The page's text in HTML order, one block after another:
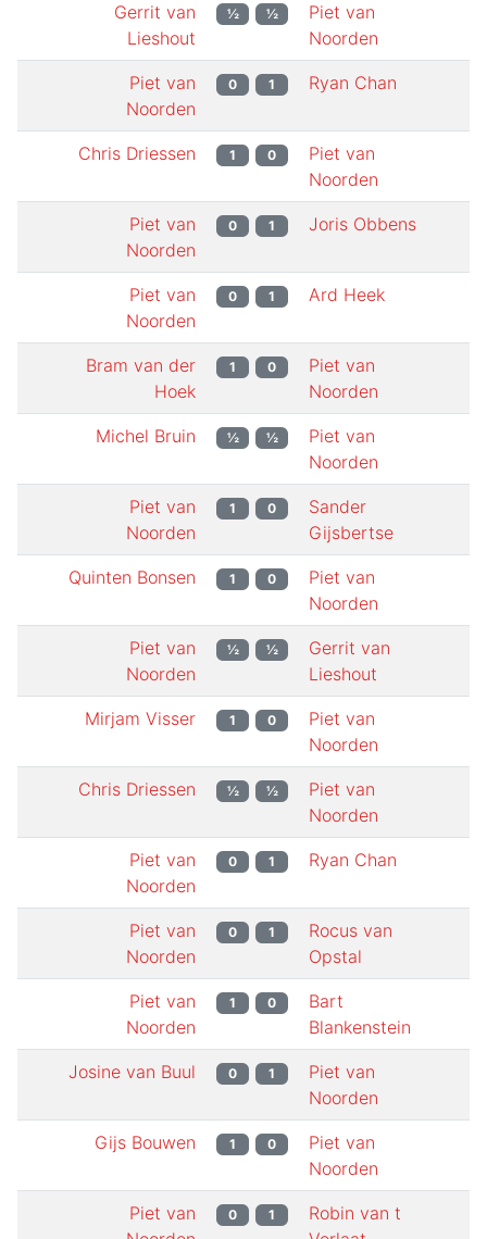
Gerrit van
Lieshout
½ ½
Piet van
Noorden
Piet van
Noorden
0 1 Ryan Chan
Chris Driessen 1 0
Piet van
Noorden
Piet van
Noorden
0 1 Joris Obbens
Piet van
Noorden
0 1 Ard Heek
Bram van der
Hoek
1 0
Piet van
Noorden
Michel Bruin ½ ½
Piet van
Noorden
Piet van
Noorden
1 0
Sander
Gijsbertse
Quinten Bonsen 1 0
Piet van
Noorden
Piet van
Noorden
½ ½
Gerrit van
Lieshout
Mirjam Visser 1 0
Piet van
Noorden
Chris Driessen ½ ½
Piet van
Noorden
Piet van
Noorden
0 1 Ryan Chan
Piet van
Noorden
0 1
Rocus van
Opstal
Piet van
Noorden
1 0
Bart
Blankenstein
Josine van Buul 0 1
Piet van
Noorden
Gijs Bouwen 1 0
Piet van
Noorden
Piet van
0 1
Robin van t